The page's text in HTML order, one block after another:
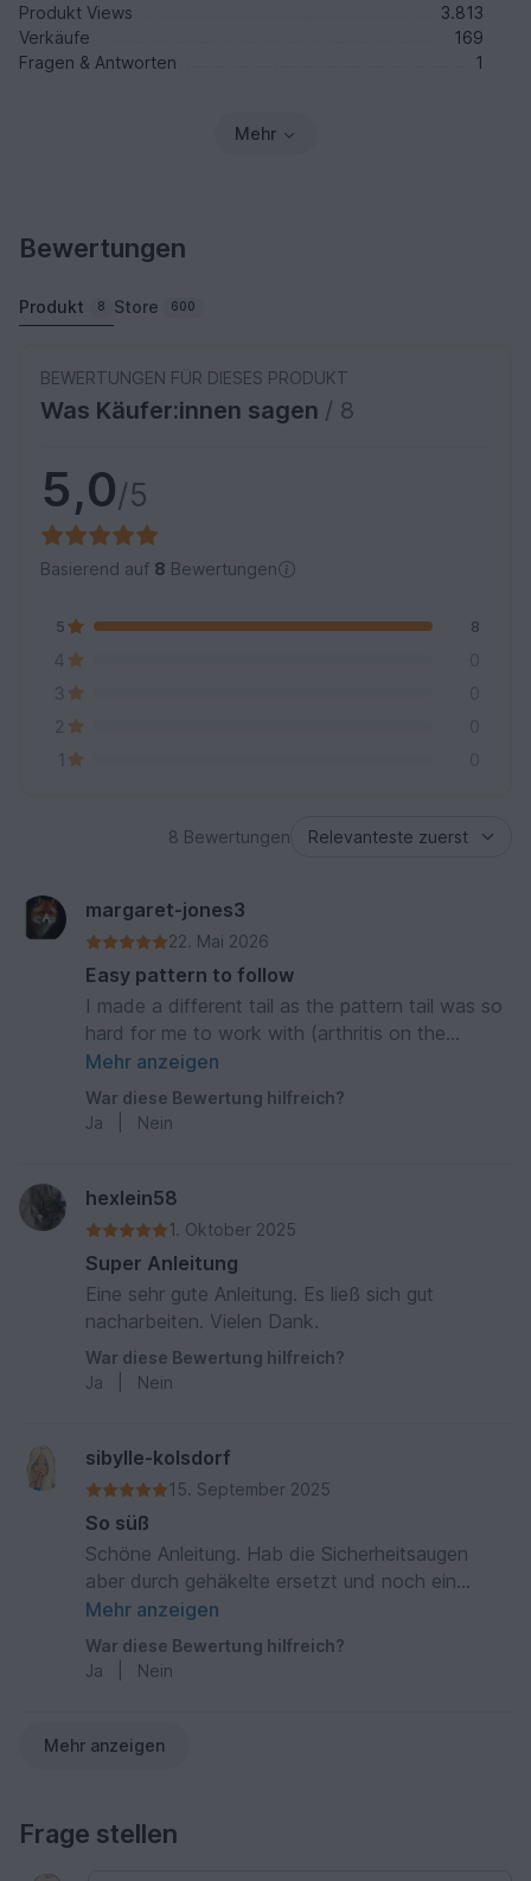
Produkt Views
3.813
Verkäufe
169
Fragen & Antworten
1
Mehr
Bewertungen
Produkt 8 Store 600
BEWERTUNGEN FÜR DIESES PRODUKT
Was Käufer:innen sagen / 8
5,0/5
Basierend auf 8 Bewertungen
5 8
4
0
3
0
2
0
1
0
8 Bewertungen
margaret-jones3
22. Mai 2026
Easy pattern to follow
I made a different tail as the pattern tail was so
hard for me to work with (arthritis on the
thumbs), but overall it turned out fine. I also
made crochet eyes instead of using safety
eyes.
Mehr anzeigen
War diese Bewertung hilfreich?
Ja
Nein
hexlein58
1. Oktober 2025
Super Anleitung
Eine sehr gute Anleitung. Es ließ sich gut
nacharbeiten. Vielen Dank.
War diese Bewertung hilfreich?
Ja
Nein
sibylle-kolsdorf
15. September 2025
So süß
Schöne Anleitung. Hab die Sicherheitsaugen
aber durch gehäkelte ersetzt und noch ein
Mündchen aufgestickt
Mehr anzeigen
War diese Bewertung hilfreich?
Ja
Nein
Mehr anzeigen
Frage stellen